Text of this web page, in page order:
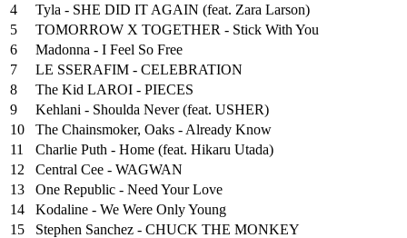
4
Tyla - SHE DID IT AGAIN (feat. Zara Larson)
5
TOMORROW X TOGETHER - Stick With You
6
Madonna - I Feel So Free
7
LE SSERAFIM - CELEBRATION
8
The Kid LAROI - PIECES
9
Kehlani - Shoulda Never (feat. USHER)
10
The Chainsmoker, Oaks - Already Know
11
Charlie Puth - Home (feat. Hikaru Utada)
12
Central Cee - WAGWAN
13
One Republic - Need Your Love
14
Kodaline - We Were Only Young
15
Stephen Sanchez - CHUCK THE MONKEY